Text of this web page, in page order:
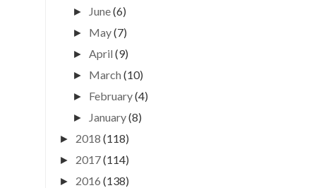
► June(6)
► May(7)
►April(9)
► March(10)
► February(4)
► January(8)
► 2018 (118)
► 2017(114)
► 2016 (138)